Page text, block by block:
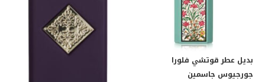
بديل عطر قوتشي فلورا
جورجيوس جاسمين